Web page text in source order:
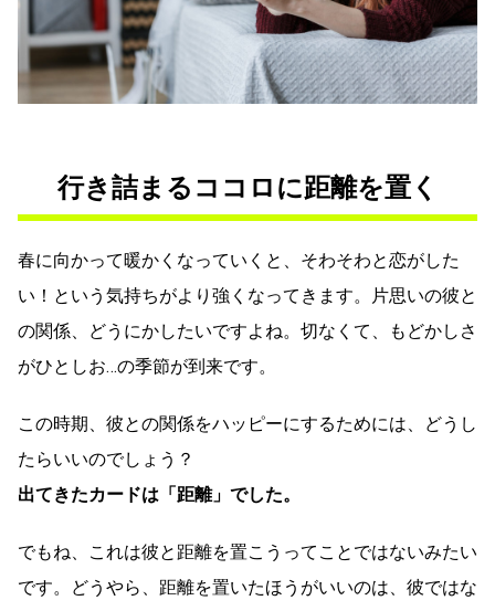
行き詰まるココロに距離を置く
春に向かって暖かくなっていくと、そわそわと恋がした
い！という気持ちがより強くなってきます。片思いの彼と
の関係、どうにかしたいですよね。切なくて、もどかしさ
がひとしお…の季節が到来です。
この時期、彼との関係をハッピーにするためには、どうし
たらいいのでしょう？
出てきたカードは「距離」でした。
でもね、これは彼と距離を置こうってことではないみたい
です。どうやら、距離を置いたほうがいいのは、彼ではな